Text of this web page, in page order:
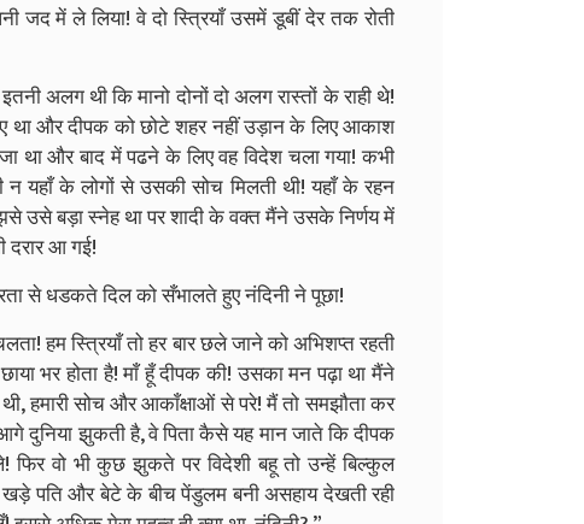
में ले लिया! वे दो स्त्रियाँ उसमें डूबीं देर तक रोती
अलग थी कि मानो दोनों दो अलग रास्तों के राही थे!
था और दीपक को छोटे शहर नहीं उड़ान के लिए आकाश
था और बाद में पढने के लिए वह विदेश चला गया! कभी
न यहाँ के लोगों से उसकी सोच मिलती थी! यहाँ के रहन
उसे बड़ा स्नेह था पर शादी के वक्त मैंने उसके निर्णय में
दरार आ गई!
से धडकते दिल को सँभालते हुए नंदिनी ने पूछा!
हम स्त्रियाँ तो हर बार छले जाने को अभिशप्त रहती
भर होता है! माँ हूँ दीपक की! उसका मन पढ़ा था मैंने
हमारी सोच और आकाँक्षाओं से परे! मैं तो समझौता कर
दुनिया झुकती है, वे पिता कैसे यह मान जाते कि दीपक
फिर वो भी कुछ झुकते पर विदेशी बहू तो उन्हें बिल्कुल
खड़े पति और बेटे के बीच पेंडुलम बनी असहाय देखती रही